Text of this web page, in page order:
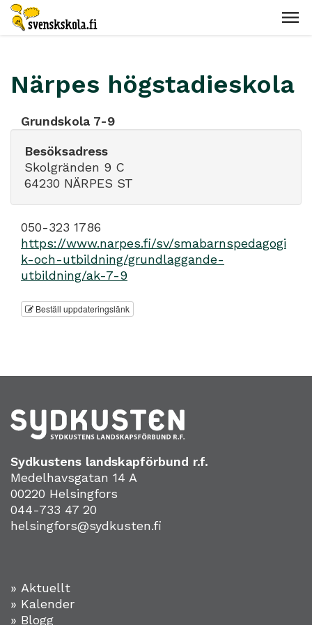
Närpes högstadieskola
Grundskola 7-9
Besöksadress
Skolgränden 9 C
64230 NÄRPES ST
050-323 1786
https://www.narpes.fi/sv/smabarnspedagogi
k-och-utbildning/grundlaggande-
utbildning/ak-7-9
Beställ uppdateringslänk
Sydkustens landskapförbund r.f.
Medelhavsgatan 14 A
00220 Helsingfors
044-733 47 20
helsingfors@sydkusten.fi
» Aktuellt
» Kalender
» Blogg